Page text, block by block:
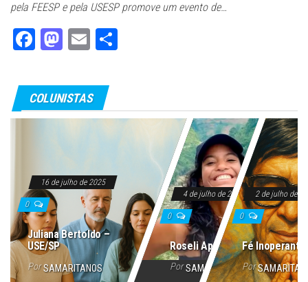
pela FEESP e pela USESP promove um evento de…
Fa
bo
ok
M
to
do
n
E
ail
COLUNISTAS
16 de julho de 2025
0
Juliana Bertoldo –
USE/SP
Por SAMARITANOS
4 de julho de 2025
0
Roseli Aparecida
Por SAMARITANOS
2 de julho de
0
Fé Inoperante
Por